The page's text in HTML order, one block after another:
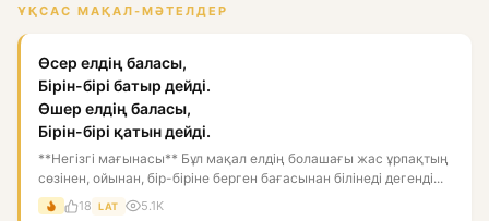
ҰҚСАС МАҚАЛ-МӘТЕЛДЕР
Өсер елдің баласы,
Бірін-бірі батыр дейді.
Өшер елдің баласы,
Бірін-бірі қатын дейді.
**Негізгі мағынасы** Бұл мақал елдің болашағы жас ұрпақтың
сөзінен, ойынан, бір-біріне берген бағасынан білінеді дегенді...
18 LAT 5.1K